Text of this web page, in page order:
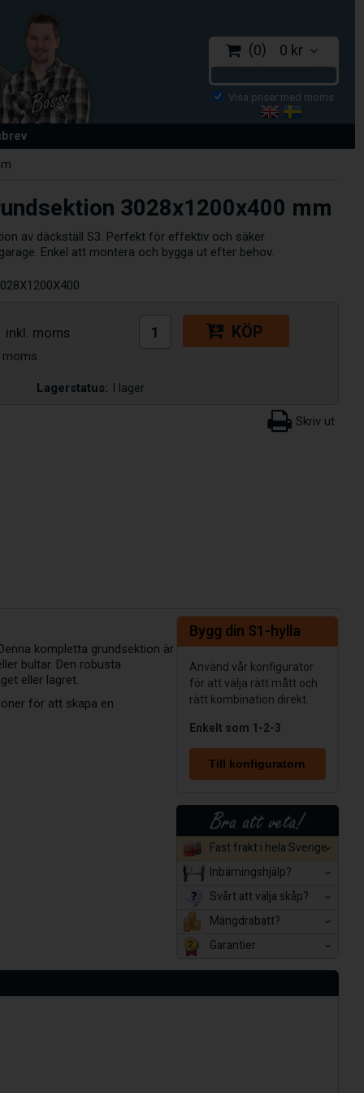
0 0 kr
3028x1200x400 mm
av däckställ S3. Perfekt för effektiv och säker
Enkel att montera och bygga ut efter behov.
KÖP
Lagerstatus: I lager
Bygg din S1-hylla
Använd vår konfigurator
för att välja rätt mått och
rätt kombination direkt.
Enkelt som 1-2-3
Till konfiguratorn
Fast frakt i hela Sverige
Inbärningshjälp?
Svårt att välja skåp?
Mängdrabatt?
Garantier
kompletta grundsektion är
bultar. Den robusta
eller lagret.
för att skapa en